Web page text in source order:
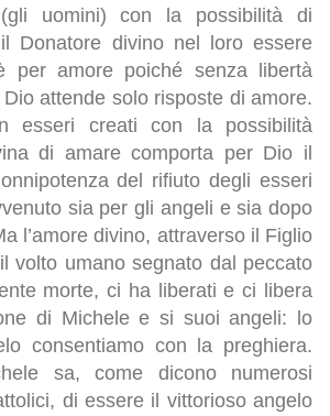
uomini) con la possibilità di
Donatore divino nel loro essere
per amore poiché senza libertà
Dio attende solo risposte di amore.
esseri creati con la possibilità
di amare comporta per Dio il
del rifiuto degli esseri
sia per gli angeli e sia dopo
l’amore divino, attraverso il Figlio
volto umano segnato dal peccato
morte, ci ha liberati e ci libera
di Michele e si suoi angeli: lo
consentiamo con la preghiera.
sa, come dicono numerosi
di essere il vittorioso angelo